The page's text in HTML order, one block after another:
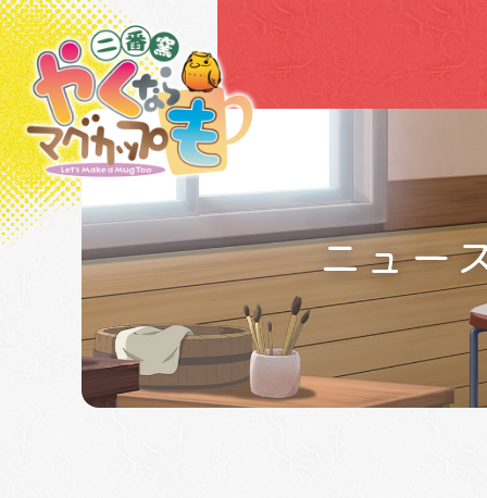
TV
ア
ニ
メ
＆
実
写
『や
く
NEWS
ニュー